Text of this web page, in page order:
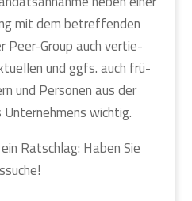
mit dem betref­fen­den
Peer-Group auch ver­tie­
und ggfs. auch frü­
und Per­so­nen aus der
wich­tig.
Rat­schlag: Haben Sie